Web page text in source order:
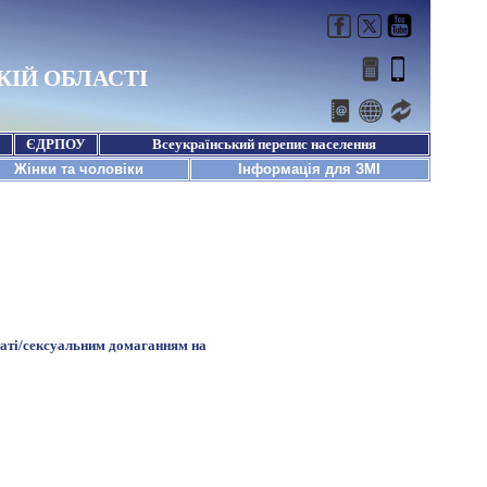
сексуальним домаганням на